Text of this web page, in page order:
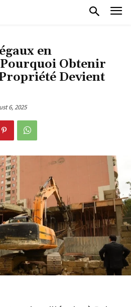
en
Obtenir
Devient
6, 2025